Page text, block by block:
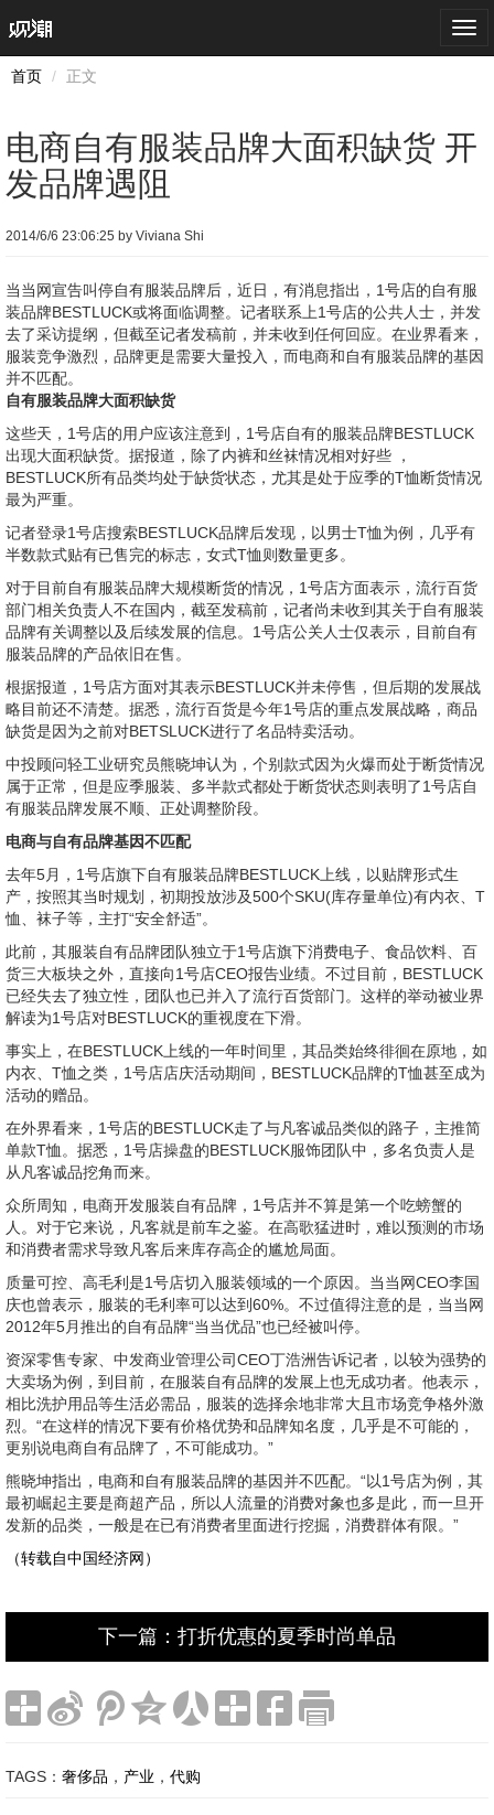
首页
正文
电商自有服装品牌大面积缺货 开
发品牌遇阻
2014/6/6 23:06:25 by Viviana Shi
当当网宣告叫停自有服装品牌后，近日，有消息指出，1号店的自有服
装品牌BESTLUCK或将面临调整。记者联系上1号店的公共人士，并发
去了采访提纲，但截至记者发稿前，并未收到任何回应。在业界看来，
服装竞争激烈，品牌更是需要大量投入，而电商和自有服装品牌的基因
并不匹配。
自有服装品牌大面积缺货
这些天，1号店的用户应该注意到，1号店自有的服装品牌BESTLUCK
出现大面积缺货。据报道，除了内裤和丝袜情况相对好些 ，
BESTLUCK所有品类均处于缺货状态，尤其是处于应季的T恤断货情况
最为严重。
记者登录1号店搜索BESTLUCK品牌后发现，以男士T恤为例，几乎有
半数款式贴有已售完的标志，女式T恤则数量更多。
对于目前自有服装品牌大规模断货的情况，1号店方面表示，流行百货
部门相关负责人不在国内，截至发稿前，记者尚未收到其关于自有服装
品牌有关调整以及后续发展的信息。1号店公关人士仅表示，目前自有
服装品牌的产品依旧在售。
根据报道，1号店方面对其表示BESTLUCK并未停售，但后期的发展战
略目前还不清楚。据悉，流行百货是今年1号店的重点发展战略，商品
缺货是因为之前对BETSLUCK进行了名品特卖活动。
中投顾问轻工业研究员熊晓坤认为，个别款式因为火爆而处于断货情况
属于正常，但是应季服装、多半款式都处于断货状态则表明了1号店自
有服装品牌发展不顺、正处调整阶段。
电商与自有品牌基因不匹配
去年5月，1号店旗下自有服装品牌BESTLUCK上线，以贴牌形式生
产，按照其当时规划，初期投放涉及500个SKU(库存量单位)有内衣、T
恤、袜子等，主打“安全舒适”。
此前，其服装自有品牌团队独立于1号店旗下消费电子、食品饮料、百
货三大板块之外，直接向1号店CEO报告业绩。不过目前，BESTLUCK
已经失去了独立性，团队也已并入了流行百货部门。这样的举动被业界
解读为1号店对BESTLUCK的重视度在下滑。
事实上，在BESTLUCK上线的一年时间里，其品类始终徘徊在原地，如
内衣、T恤之类，1号店店庆活动期间，BESTLUCK品牌的T恤甚至成为
活动的赠品。
在外界看来，1号店的BESTLUCK走了与凡客诚品类似的路子，主推简
单款T恤。据悉，1号店操盘的BESTLUCK服饰团队中，多名负责人是
从凡客诚品挖角而来。
众所周知，电商开发服装自有品牌，1号店并不算是第一个吃螃蟹的
人。对于它来说，凡客就是前车之鉴。在高歌猛进时，难以预测的市场
和消费者需求导致凡客后来库存高企的尴尬局面。
质量可控、高毛利是1号店切入服装领域的一个原因。当当网CEO李国
庆也曾表示，服装的毛利率可以达到60%。不过值得注意的是，当当网
2012年5月推出的自有品牌“当当优品”也已经被叫停。
资深零售专家、中发商业管理公司CEO丁浩洲告诉记者，以较为强势的
大卖场为例，到目前，在服装自有品牌的发展上也无成功者。他表示，
相比洗护用品等生活必需品，服装的选择余地非常大且市场竞争格外激
烈。“在这样的情况下要有价格优势和品牌知名度，几乎是不可能的，
更别说电商自有品牌了，不可能成功。”
熊晓坤指出，电商和自有服装品牌的基因并不匹配。“以1号店为例，其
最初崛起主要是商超产品，所以人流量的消费对象也多是此，而一旦开
发新的品类，一般是在已有消费者里面进行挖掘，消费群体有限。”
（转载自中国经济网）
下一篇：打折优惠的夏季时尚单品
TAGS： 奢侈品 ， 产业 ， 代购